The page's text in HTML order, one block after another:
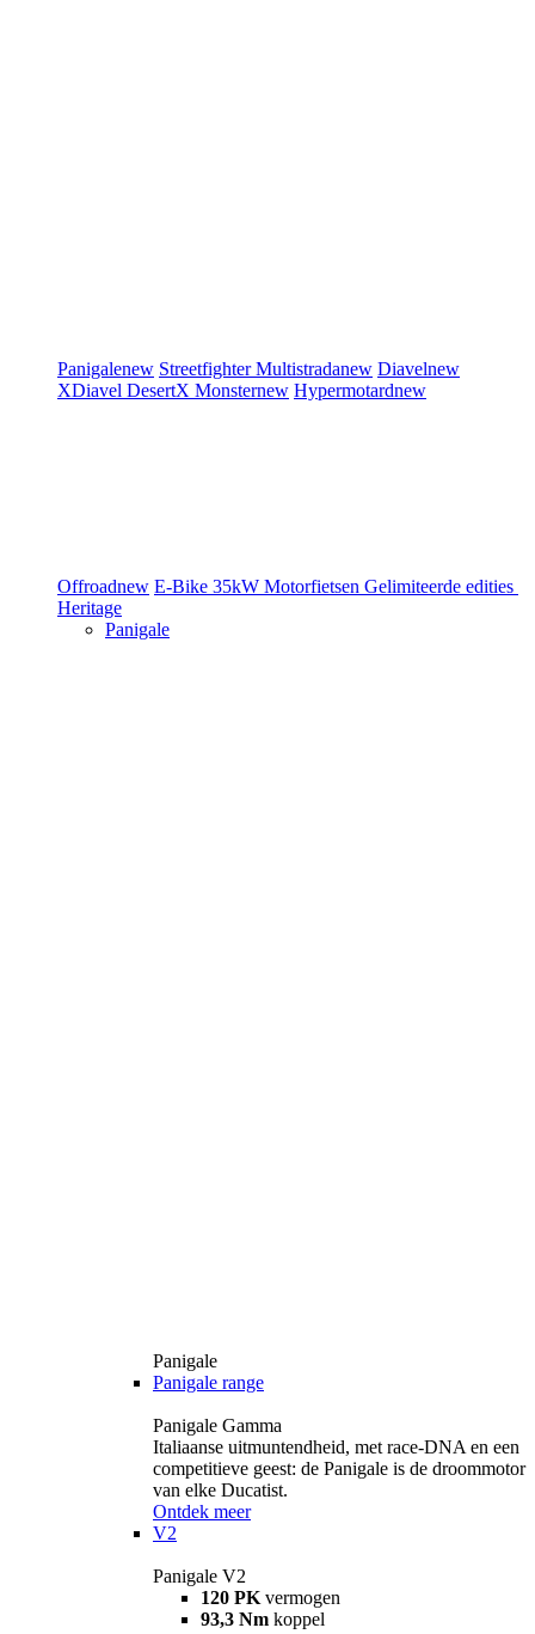
Panigalenew StreetfighterMultistradanew Diavelnew
XDiavel DesertX Monsternew Hypermotardnew
Offroadnew E-Bike 35kW Motorfietsen Gelimiteerde edities
Heritage
Panigale
Panigale
Panigale range
Panigale Gamma
Italiaanse uitmuntendheid, met race-DNA en een
competitieve geest: de Panigale is de droommotor
van elke Ducatist.
Ontdek meer
V2
Panigale V2
120 PK vermogen
93,3 Nm koppel